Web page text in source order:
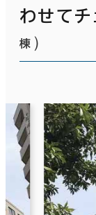
わせてチ
棟 ）